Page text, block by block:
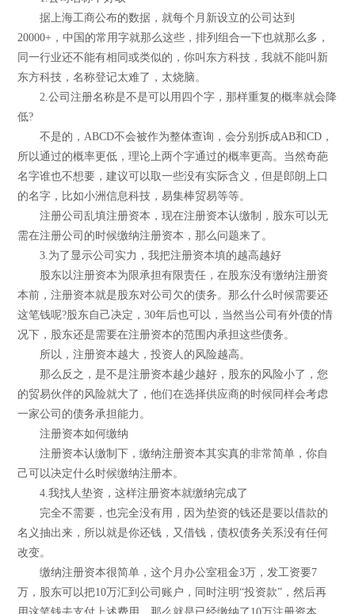
据上海工商公布的数据，就每个月新设立的公司达到
20000+，中国的常用字就那么这些，排列组合一下也就那么多，
同一行业还不能有相同或类似的，你叫东方科技，我就不能叫新
东方科技，名称登记太难了，太烧脑。
2.公司注册名称是不是可以用四个字，那样重复的概率就会降
低?
不是的，ABCD不会被作为整体查询，会分别拆成AB和CD，
所以通过的概率更低，理论上两个字通过的概率更高。当然奇葩
名字谁也不想要，建议可以取一些没有实际含义，但是郎朗上口
的名字，比如小洲信息科技，易集棒贸易等等。
注册公司乱填注册资本，现在注册资本认缴制，股东可以无
需在注册公司的时候缴纳注册资本，那么问题来了。
3.为了显示公司实力，我把注册资本填的越高越好
股东以注册资本为限承担有限责任，在股东没有缴纳注册资
本前，注册资本就是股东对公司欠的债务。那么什么时候需要还
这笔钱呢?股东自己决定，30年后也可以，当然当公司有外债的情
况下，股东还是需要在注册资本的范围内承担这些债务。
所以，注册资本越大，投资人的风险越高。
那么反之，是不是注册资本越少越好，股东的风险小了，您
的贸易伙伴的风险就大了，他们在选择供应商的时候同样会考虑
一家公司的债务承担能力。
注册资本如何缴纳
注册资本认缴制下，缴纳注册资本其实真的非常简单，你自
己可以决定什么时候缴纳注册本。
4.我找人垫资，这样注册资本就缴纳完成了
完全不需要，也完全没有用，因为垫资的钱还是要以借款的
名义抽出来，所以就是你还钱，又借钱，债权债务关系没有任何
改变。
缴纳注册资本很简单，这个月办公室租金3万，发工资要7
万，股东可以把10万汇到公司账户，同时注明“投资款”，然后再